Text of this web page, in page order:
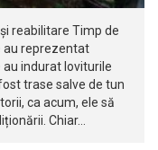
reabilitare Timp de
au reprezentat
au indurat loviturile
trase salve de tun
ca acum, ele să
Chiar…